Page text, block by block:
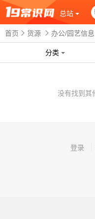
总站
首页 货源 办公/园艺信息
分类
没有找到其
登录